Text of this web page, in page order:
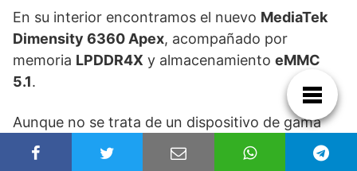
En su interior encontramos el nuevo MediaTek
Dimensity 6360 Apex, acompañado por
memoria LPDDR4X y almacenamiento eMMC
5.1.
Aunque no se trata de un dispositivo de gama
alta, promete un rendimiento equilibrado para el
uso diario.